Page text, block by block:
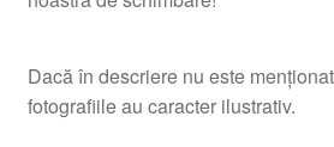
Dacă în descriere nu este
fotografiile au caracter ilustrativ.